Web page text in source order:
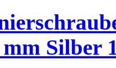
Silber